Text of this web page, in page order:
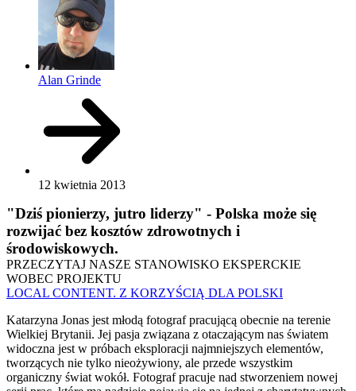
Alan Grinde
12 kwietnia 2013
"Dziś pionierzy, jutro liderzy" - Polska może się
rozwijać bez kosztów zdrowotnych i
środowiskowych.
PRZECZYTAJ NASZE STANOWISKO EKSPERCKIE
WOBEC PROJEKTU
LOCAL CONTENT. Z KORZYŚCIĄ DLA POLSKI
Katarzyna Jonas jest młodą fotograf pracującą obecnie na terenie
Wielkiej Brytanii. Jej pasja związana z otaczającym nas światem
widoczna jest w próbach eksploracji najmniejszych elementów,
tworzących nie tylko nieożywiony, ale przede wszystkim
organiczny świat wokół. Fotograf pracuje nad stworzeniem nowej